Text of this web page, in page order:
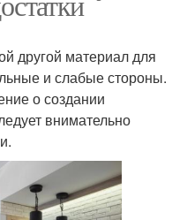
другой материал для
и слабые стороны.
о создании
внимательно